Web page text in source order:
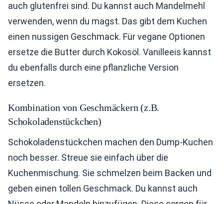
auch glutenfrei sind. Du kannst auch Mandelmehl
verwenden, wenn du magst. Das gibt dem Kuchen
einen nussigen Geschmack. Für vegane Optionen
ersetze die Butter durch Kokosöl. Vanilleeis kannst
du ebenfalls durch eine pflanzliche Version
ersetzen.
Kombination von Geschmäckern (z.B.
Schokoladenstückchen)
Schokoladenstückchen machen den Dump-Kuchen
noch besser. Streue sie einfach über die
Kuchenmischung. Sie schmelzen beim Backen und
geben einen tollen Geschmack. Du kannst auch